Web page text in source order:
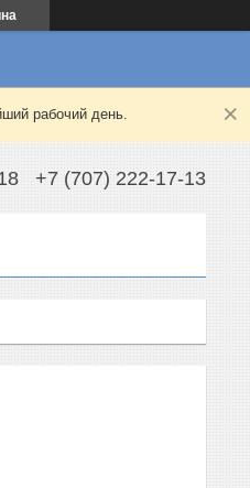
рабочий день.
+7 (707) 222-17-13